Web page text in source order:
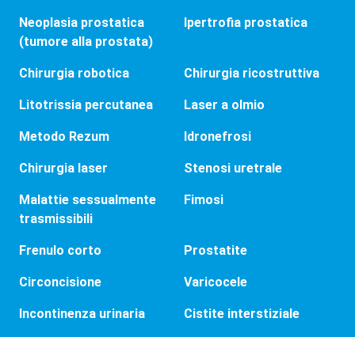
Neoplasia prostatica
(tumore alla prostata)
Ipertrofia prostatica
Chirurgia robotica Chirurgia ricostruttiva
Litotrissia percutanea Laser a olmio
Metodo Rezum Idronefrosi
Chirurgia laser Stenosi uretrale
Malattie sessualmente
trasmissibili
Fimosi
Frenulo corto Prostatite
Circoncisione Varicocele
Incontinenza urinaria Cistite interstiziale